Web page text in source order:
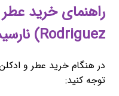
Rodriguez) نارسیسو رودریگز
در هنگام خرید عطر و
توجه کنید: